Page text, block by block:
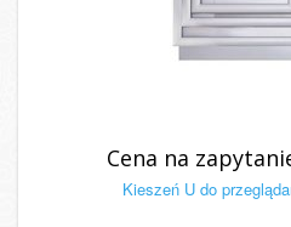
Cena na
Kieszeń U do